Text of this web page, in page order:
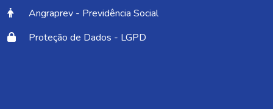
Angraprev - Previdência Social
Proteção de Dados - LGPD